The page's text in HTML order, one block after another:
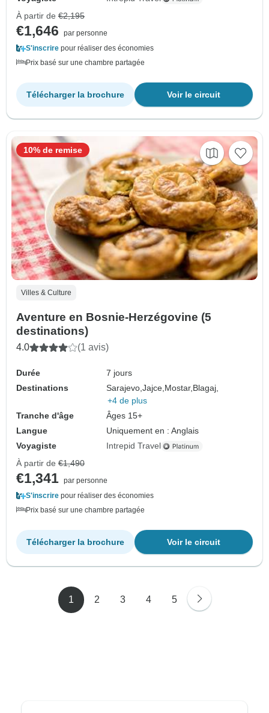
À partir de €2,195
€1,646
par personne
S'inscrire pour réaliser des économies
Prix basé sur une chambre partagée
Voir le circuit
Télécharger la brochure
Villes & Culture
Aventure en Bosnie-Herzégovine (5
destinations)
4.0 (1 avis)
Durée
7 jours
Destinations
Sarajevo,Jajce,Mostar,Blagaj,
+4 de plus
Tranche d'âge
Âges 15+
Langue
Uniquement en : Anglais
Voyagiste
Intrepid Travel
10% de remise
À partir de €1,490
€1,341 par personne
S'inscrire pour réaliser des économies
Prix basé sur une chambre partagée
Voir le circuit
Télécharger la brochure
1 2 3 4 5